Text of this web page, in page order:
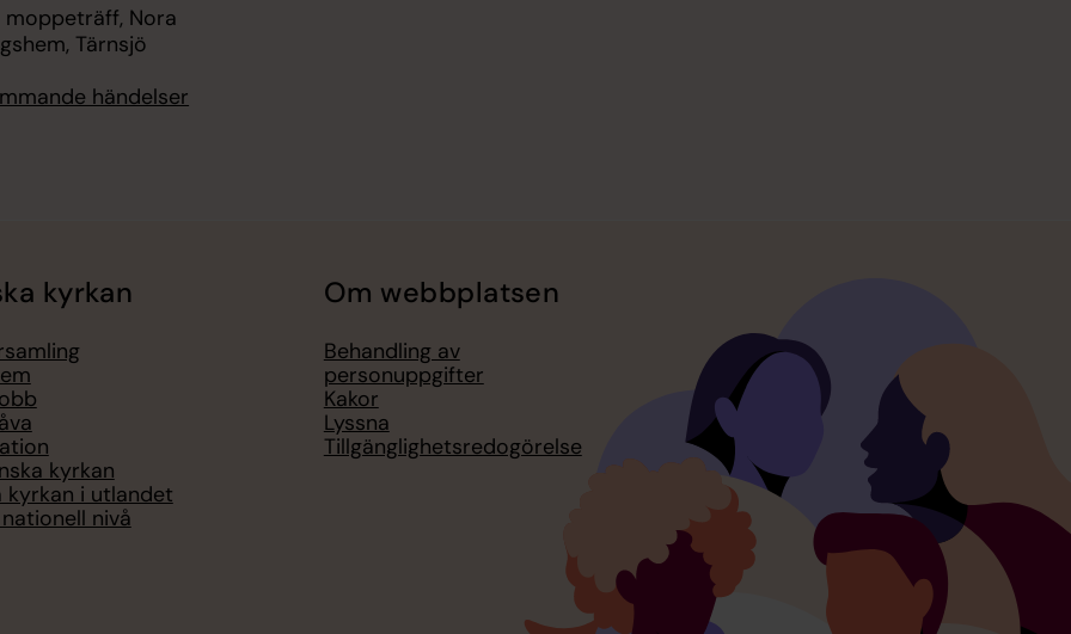
Nora
Tärnsjö
händelser
kyrkan
kyrkan
kyrkan i utlandet
nivå
Om webbplatsen
Behandling av
personuppgifter
Kakor
Lyssna
Tillgänglighetsredogörelse